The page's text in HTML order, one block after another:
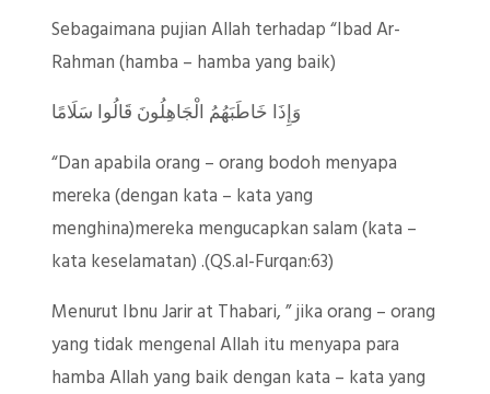
Sebagaimana pujian Allah terhadap “Ibad Ar-
Rahman (hamba – hamba yang baik)
وَإِذَا خَاطَبَهُمُ الْجَاهِلُونَ قَالُوا سَلَامًا
“Dan apabila orang – orang bodoh menyapa
mereka (dengan kata – kata yang
menghina)mereka mengucapkan salam (kata –
kata keselamatan) .(QS.al-Furqan:63)
Menurut Ibnu Jarir at Thabari, ” jika orang – orang
yang tidak mengenal Allah itu menyapa para
hamba Allah yang baik dengan kata – kata yang